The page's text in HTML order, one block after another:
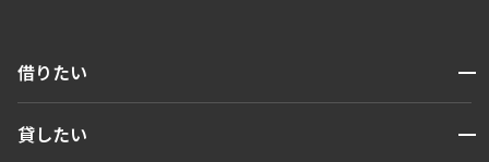
借りたい 開閉
人気エリアから探す
貸したい 開閉